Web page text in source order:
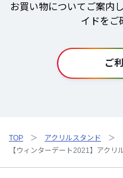
お買い物についてご案内
イドをご
ご
TOP
アクリルスタンド
【ウィンターデート2021】アクリ